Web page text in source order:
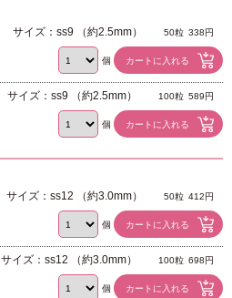
サイズ：ss9 （約2.5mm） 50粒 338円
個
サイズ：ss9 （約2.5mm） 100粒 589円
個
サイズ：ss12 （約3.0mm） 50粒 412円
個
サイズ：ss12 （約3.0mm） 100粒 698円
個